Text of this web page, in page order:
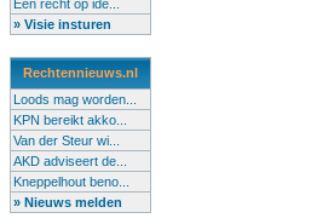
Een recht op ide...
» Visie insturen
Rechtennieuws.nl
Loods mag worden...
KPN bereikt akko...
Van der Steur wi...
AKD adviseert de...
Kneppelhout beno...
» Nieuws melden